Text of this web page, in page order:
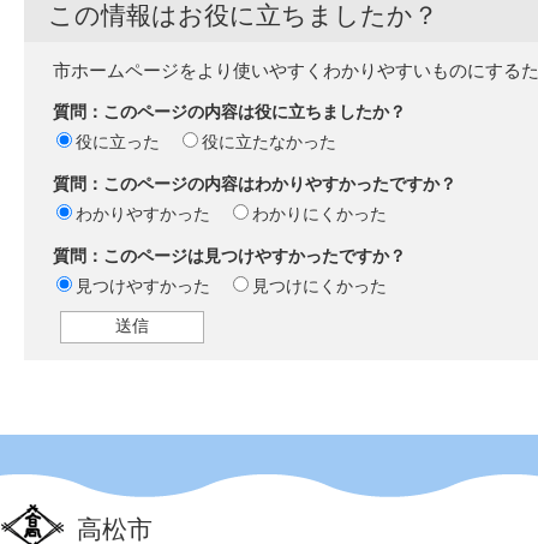
この情報はお役に立ちましたか？
市ホームページをより使いやすくわかりやすいものにする
質問：このページの内容は役に立ちましたか？
役に立った
役に立たなかった
質問：このページの内容はわかりやすかったですか？
わかりやすかった
わかりにくかった
質問：このページは見つけやすかったですか？
見つけやすかった
見つけにくかった
高松市